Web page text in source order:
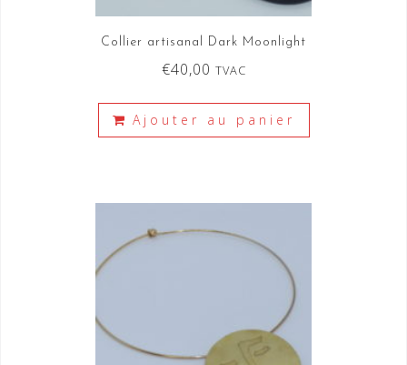
Collier artisanal Dark Moonlight
€40,00 TVAC
Ajouter au panier